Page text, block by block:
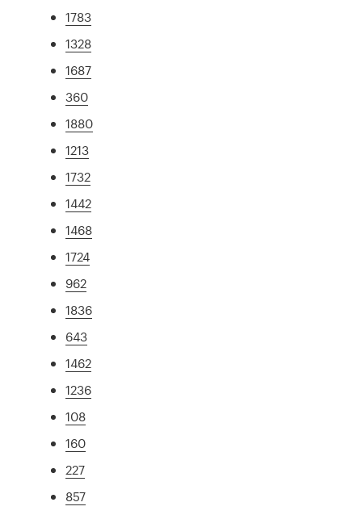
1783
1328
1687
360
1880
1213
1732
1442
1468
1724
962
1836
643
1462
1236
108
160
227
857